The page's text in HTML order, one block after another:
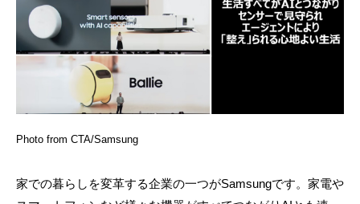
Photo from CTA/Samsung
家での暮らしを変革する企業の一つがSamsungです。家電や